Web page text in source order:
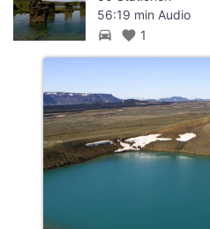
56:19 min Audio
directions_car favorite 1